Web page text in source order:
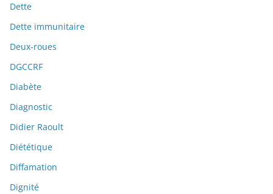
Dette
Dette immunitaire
Deux-roues
DGCCRF
Diabète
Diagnostic
Didier Raoult
Diététique
Diffamation
Dignité